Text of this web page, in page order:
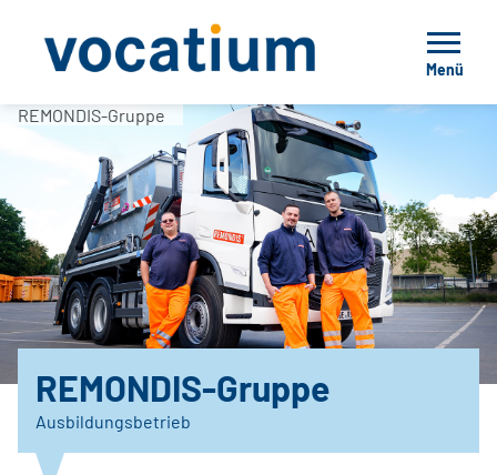
Menü
REMONDIS-Gruppe
REMONDIS-Gruppe
Ausbildungsbetrieb